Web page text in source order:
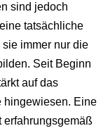
sind jedoch
tatsächliche
immer nur die
Seit Beginn
auf das
hingewiesen. Eine
erfahrungsgemäß